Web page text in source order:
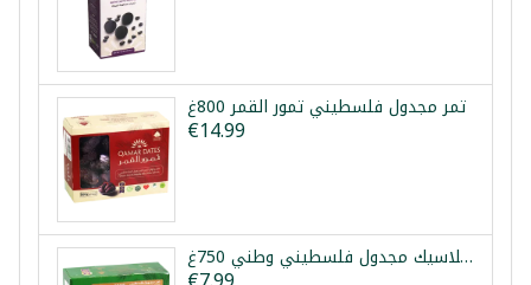
تمر مجدول فلسطيني تمور القمر 800غ
€14.99
تمر كلاسيك مجدول فلسطيني وطني 750غ